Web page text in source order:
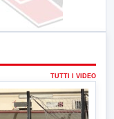
TUTTI I VIDEO